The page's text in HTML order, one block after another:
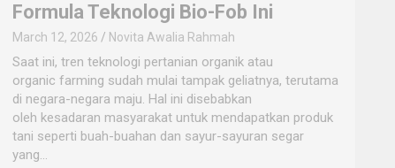
Formula Teknologi Bio-Fob Ini
March 12, 2026 Novita Awalia Rahmah
Saat ini, tren teknologi pertanian organik atau
organic farming sudah mulai tampak geliatnya, terutama
di negara-negara maju. Hal ini disebabkan
oleh kesadaran masyarakat untuk mendapatkan produk
tani seperti buah-buahan dan sayur-sayuran segar
yang…